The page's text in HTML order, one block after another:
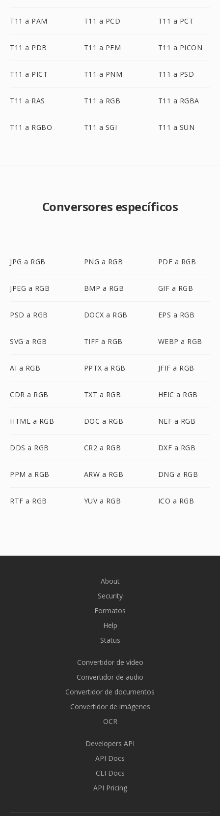
T11 a PAM T11 a PCD T11 a PCT
T11 a PDB T11 a PFM T11 a PICON
T11 a PICT T11 a PNM T11 a PSD
T11 a RAS T11 a RGB T11 a RGBA
T11 a RGBO T11 a SGI T11 a SUN
Conversores específicos
JPG a RGB PNG a RGB PDF a RGB
JPEG a RGB BMP a RGB GIF a RGB
PSD a RGB DOCX a RGB EPS a RGB
SVG a RGB TIFF a RGB WEBP a RGB
AI a RGB PPTX a RGB JFIF a RGB
CDR a RGB TXT a RGB HEIC a RGB
HTML a RGB DOC a RGB NEF a RGB
DDS a RGB CR2 a RGB DXF a RGB
PPM a RGB ARW a RGB DNG a RGB
RTF a RGB YUV a RGB ICO a RGB
About
Security
Formatos
Help
Status
Convertidor de vídeo
Convertidor de audio
Convertidor de documentos
Convertidor de imágenes
OCR
Developers API
API Docs
CLI Docs
API Pricing